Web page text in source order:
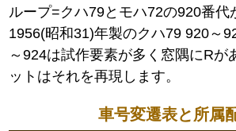
ループ=クハ79とモハ72の920番代
1956(昭和31)年製のクハ79 920～
～924は試作要素が多く窓隅にRが
ットはそれを再現します。
車号変遷表と所属